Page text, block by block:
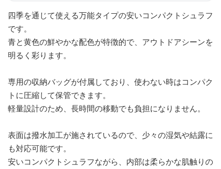
四季を通じて使える万能タイプの安いコンパクトシュラフ
です。
青と黄色の鮮やかな配色が特徴的で、アウトドアシーンを
明るく彩ります。
専用の収納バッグが付属しており、使わない時はコンパク
トに圧縮して保管できます。
軽量設計のため、長時間の移動でも負担になりません。
表面は撥水加工が施されているので、少々の湿気や結露に
も対応可能です。
安いコンパクトシュラフながら、内部は柔らかな肌触りの